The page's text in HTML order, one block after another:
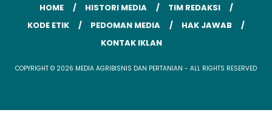
HOME HISTORI MEDIA
TIM REDAKSI
KODE ETIK
PEDOMAN MEDIA
HAK JAWAB
KONTAK IKLAN
COPYRIGHT © 2026 MEDIA AGRIBISNIS DAN PERTANIAN - ALL RIGHTS RESERVED